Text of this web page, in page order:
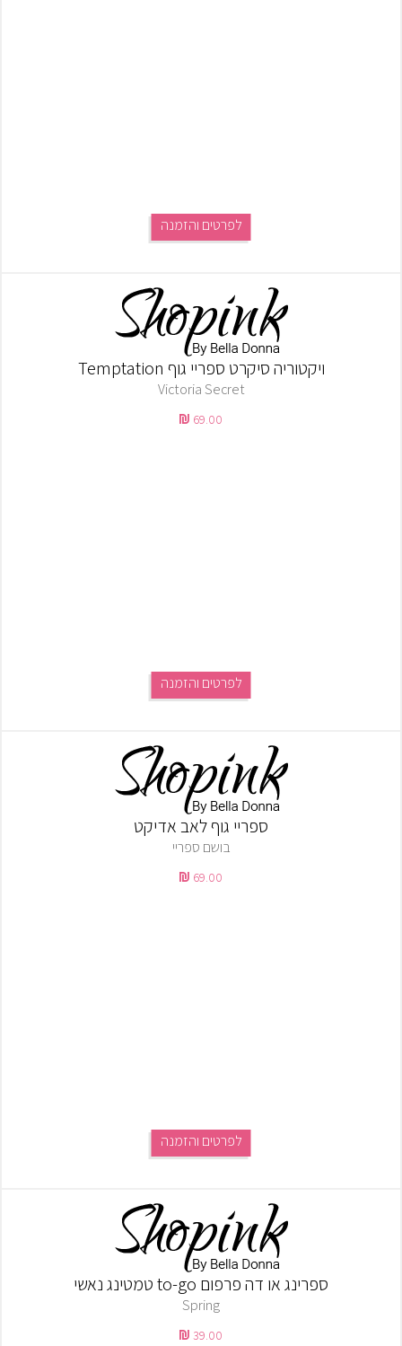
לפרטים והזמנה
ויקטוריה סיקרט ספריי גוף Temptation
Victoria Secret
69.00
לפרטים והזמנה
ספריי גוף לאב אדיקט
בושם ספריי
69.00
לפרטים והזמנה
ספרינג או דה פרפום to-go טמטינג נאשי
Spring
39.00